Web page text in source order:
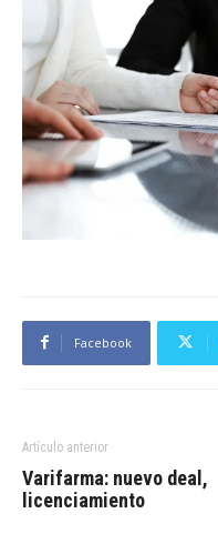
Facebook
Artículo anterior
Varifarma: nuevo deal,
licenciamiento